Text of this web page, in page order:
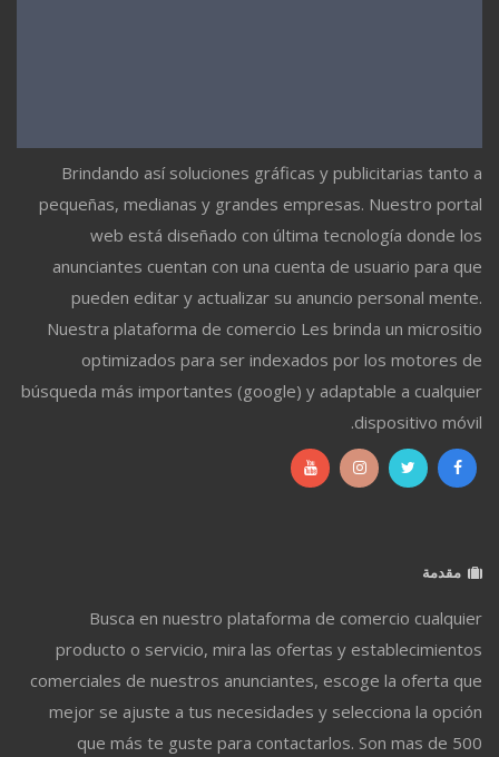
Brindando así soluciones gráficas y publicitarias tanto a
pequeñas, medianas y grandes empresas. Nuestro portal
web está diseñado con última tecnología donde los
anunciantes cuentan con una cuenta de usuario para que
pueden editar y actualizar su anuncio personal mente.
Nuestra plataforma de comercio Les brinda un micrositio
optimizados para ser indexados por los motores de
búsqueda más importantes (google) y adaptable a cualquier
dispositivo móvil.
مقدمة
Busca en nuestro plataforma de comercio cualquier
producto o servicio, mira las ofertas y establecimientos
comerciales de nuestros anunciantes, escoge la oferta que
mejor se ajuste a tus necesidades y selecciona la opción
que más te guste para contactarlos. Son mas de 500